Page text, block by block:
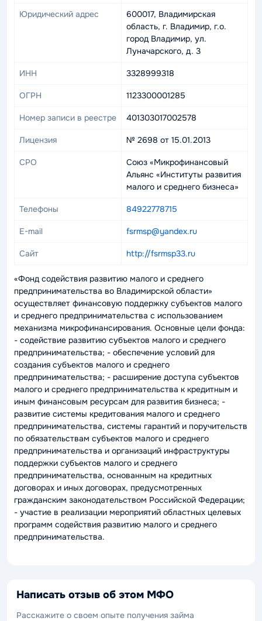
Юридический адрес
600017, Владимирская
область, г. Владимир, г.о.
город Владимир, ул.
Луначарского, д. 3
ИНН 3328999318
ОГРН 1123300001285
Номер записи в реестре 401303017002578
Лицензия № 2698 от 15.01.2013
СРО
Союз «Микрофинансовый
Альянс «Институты развития
малого и среднего бизнеса»
Телефоны 84922778715
E-mail fsrmsp@yandex.ru
Сайт http://fsrmsp33.ru
«Фонд содействия развитию малого и среднего
предпринимательства во Владимирской области»
осуществляет финансовую поддержку субъектов малого
и среднего предпринимательства с использованием
механизма микрофинансирования. Основные цели фонда:
- содействие развитию субъектов малого и среднего
предпринимательства; - обеспечение условий для
создания субъектов малого и среднего
предпринимательства; - расширение доступа субъектов
малого и среднего предпринимательства к кредитным и
иным финансовым ресурсам для развития бизнеса; -
развитие системы кредитования малого и среднего
предпринимательства, системы гарантий и поручительств
по обязательствам субъектов малого и среднего
предпринимательства и организаций инфраструктуры
поддержки субъектов малого и среднего
предпринимательства, основанным на кредитных
договорах и иных договорах, предусмотренных
гражданским законодательством Российской Федерации;
- участие в реализации мероприятий областных целевых
программ содействия развитию малого и среднего
предпринимательства.
Написать отзыв об этом МФО
Расскажите о своем опыте получения займа